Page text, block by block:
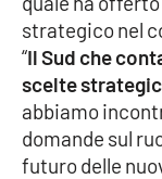
Imprese Di
Le perfidie di
Venti di
strategico nel
“Il Sud che
scelte
abbiamo
domande sul
futuro delle